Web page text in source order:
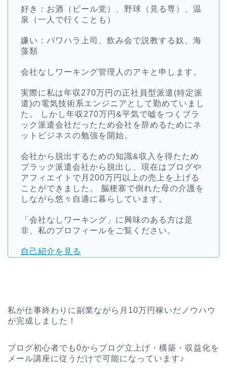
好き：お酒（ビール党）、野球（見る専）、温
泉（一人で行くことも）
嫌い：パワハラ上司、飲み会で説教する奴、海
藻類
会社なしワーキング管理人のアキと申します。
実際に私は年収270万円の正社員型派遣(特定派
遣)の電気技術系エンジニアとして勤めていまし
た。 しかし年収270万円&平気で嘘をつくブラ
ック派遣会社だったため会社を辞めるためにネ
ットビジネスの勉強を開始。
会社から脱出するための知識&収入を得たため
ブラック派遣会社から脱出し、現在はブログや
アフィエイトで月200万円以上の売上を上げる
ことができました。 脳梗塞で倒れた母の介護を
しながら悠々自適に暮らしています。
「会社なしワーキング」に興味のある方は是
非、私のプロフィールをご覧ください。
自己紹介を見る
私が仕事終わりに副業ながら月10万円稼いだノウハウ
が完成しました！
ブログ初心者でも0からブログ立上げ・構築・収益化を
メール講座に従うだけで可能になっています♪